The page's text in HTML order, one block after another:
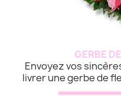
GERBE
Envoyez vos
livrer une gerbe de